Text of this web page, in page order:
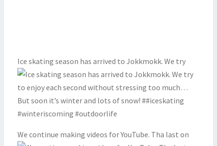
Ice skating season has arrived to Jokkmokk. We try
We continue making videos for YouTube. Tha last on